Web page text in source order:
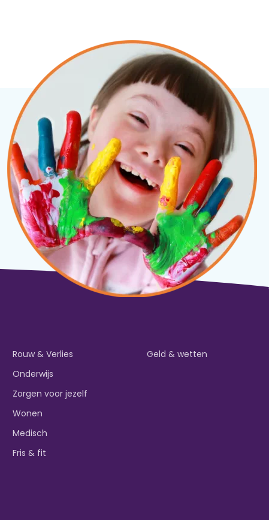
Rouw & Verlies
Onderwijs
Zorgen voor jezelf
Wonen
Medisch
Fris & fit
Geld & wetten